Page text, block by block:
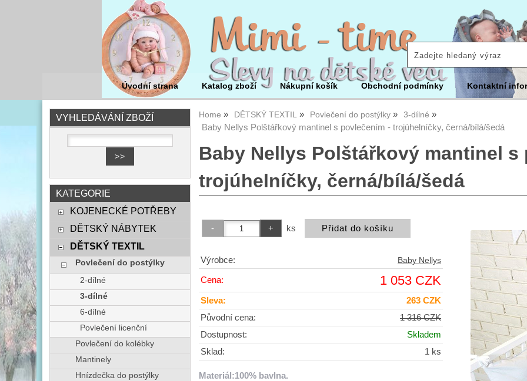
Úvodní strana Katalog zboží Nákupní košík Obchodní podmínky Kontaktní
Home DĚTSKÝ TEXTIL Povlečení do postýlky 3-dílné
Baby Nellys Polštářkový mantinel s povlečením - trojúhelníčky, černá/bílá/šedá
Baby Nellys Polštářkový mantinel s
trojúhelníčky, černá/bílá/šedá
ks
Výrobce: Baby Nellys
Cena: 1 053 CZK
Sleva:
263 CZK
Původní cena:
1 316 CZK
Dostupnost:
Skladem
Sklad:
1 ks
Materiál:100% bavlna.
VYHLEDÁVÁNÍ ZBOŽÍ
KATEGORIE
KOJENECKÉ POTŘEBY
DĚTSKÝ NÁBYTEK
DĚTSKÝ TEXTIL
Povlečení do postýlky
2-dílné
3-dílné
6-dílné
Povlečení licenční
Povlečení do kolébky
Mantinely
Hnízdečka do postýlky